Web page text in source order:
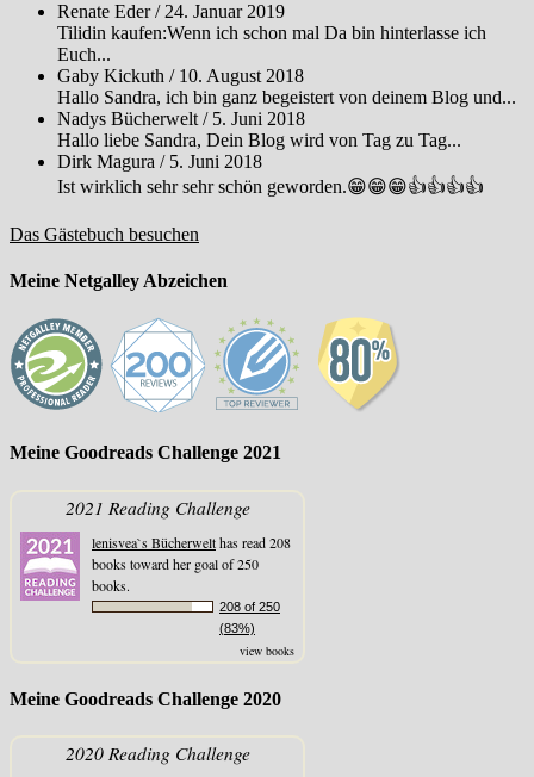
Renate Eder/ 24. Januar 2019
Tilidin kaufen:Wenn ich schon mal Da bin hinterlasse ich
Euch...
Gaby Kickuth / 10. August 2018
Hallo Sandra, ich bin ganz begeistert von deinem Blog und...
Nadys Bücherwelt / 5. Juni 2018
Hallo liebe Sandra, Dein Blog wird von Tag zu Tag...
Dirk Magura / 5. Juni 2018
Ist wirklich sehr sehr schön geworden.😁😁😁👍👍👍👍
Das Gästebuch besuchen
Meine Netgalley Abzeichen
Meine Goodreads Challenge 2021
2021 Reading Challenge
lenisvea`s Bücherwelthas read 208
books toward her goal of 250
books.
208 of 250
(83%)
view books
Meine Goodreads Challenge 2020
2020 Reading Challenge